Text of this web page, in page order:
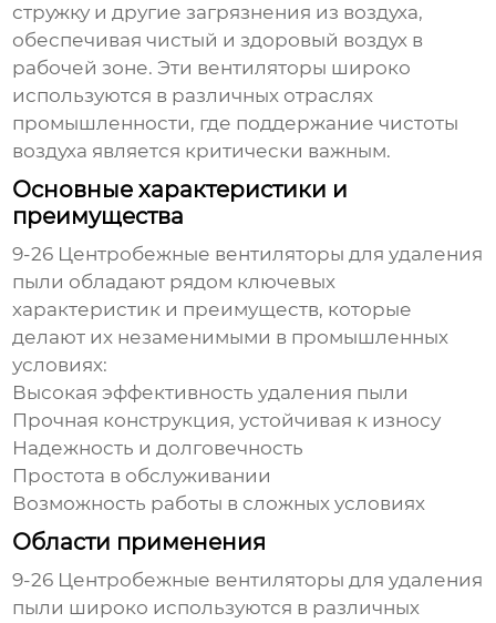
стружку и другие загрязнения из воздуха,
обеспечивая чистый и здоровый воздух в
рабочей зоне. Эти вентиляторы широко
используются в различных отраслях
промышленности, где поддержание чистоты
воздуха является критически важным.
Основные характеристики и
преимущества
9-26 Центробежные вентиляторы для удаления
пыли обладают рядом ключевых
характеристик и преимуществ, которые
делают их незаменимыми в промышленных
условиях:
Высокая эффективность удаления пыли
Прочная конструкция, устойчивая к износу
Надежность и долговечность
Простота в обслуживании
Возможность работы в сложных условиях
Области применения
9-26 Центробежные вентиляторы для удаления
пыли широко используются в различных